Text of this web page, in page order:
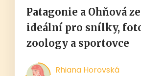
Patagonie a Ohňová
ideální pro snílky,
zoology a sportovce
Rhiana Horovská